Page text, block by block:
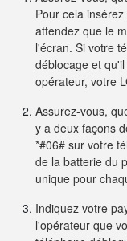
Pour cela
attendez que le
l'écran. Si votre
déblocage et
opérateur, votre
Assurez-vous,
y a deux façons
*#06# sur votre
de la batterie du
unique pour
Indiquez votre
l'opérateur que